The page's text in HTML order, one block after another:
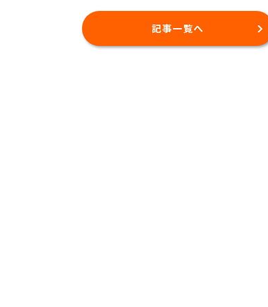
記事一覧へ